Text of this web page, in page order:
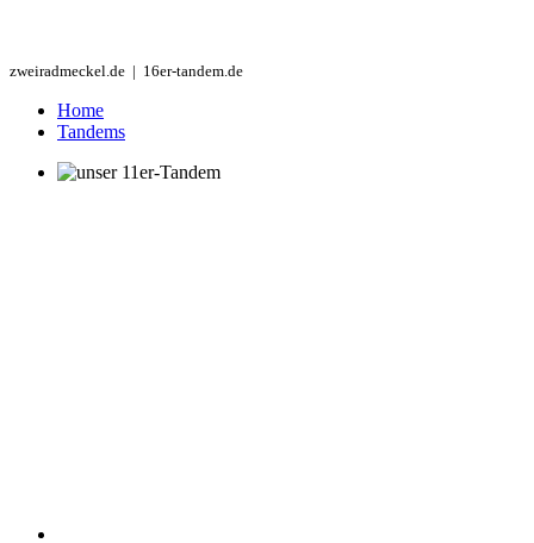
zweiradmeckel.de | 16er-tandem.de
Home
Tandems